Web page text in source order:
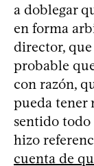
a doblegar
en forma
director, que
probable
con razón,
pueda tener
sentido todo
hizo
cuenta de